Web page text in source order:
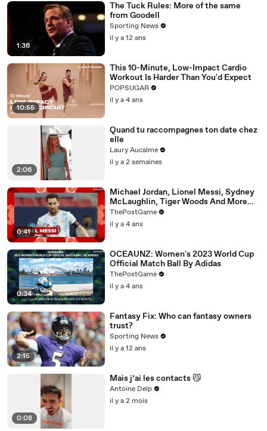
1:36
The Tuck Rules: More of the same
from Goodell
Sporting News
il y a 12 ans
10:55
This 10-Minute, Low-Impact Cardio
Workout Is Harder Than You'd Expect
POPSUGAR
il y a 4 ans
2:06
Quand tu raccompagnes ton date chez
elle
Laury Aucalme
il y a 2 semaines
0:41
Michael Jordan, Lionel Messi, Sydney
McLaughlin, Tiger Woods And More
'Year Of The Rabbit' Athletes
ThePostGame
il y a 4 ans
0:34
OCEAUNZ: Women's 2023 World Cup
Official Match Ball By Adidas
ThePostGame
il y a 4 ans
2:15
Fantasy Fix: Who can fantasy owners
trust?
Sporting News
il y a 12 ans
0:08
Mais j’ai les contacts 😼
Antoine Delp
il y a 2 mois